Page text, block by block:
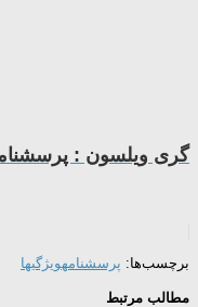
گری ویلسون :
برچسب‌ها: پرسشنامهویژگیها
مطالب مرتبط